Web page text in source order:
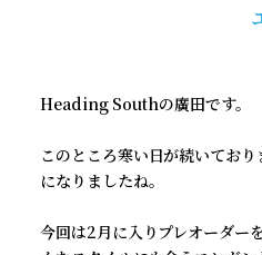
Heading Southの廣田です。
このところ寒い日が続いてお
になりましたね。
今回は2月に入りプレオーダー